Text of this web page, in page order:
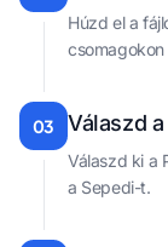
Húzd el a
csomagokon
03 Válaszd
Válaszd ki a
a Sepedi-t.